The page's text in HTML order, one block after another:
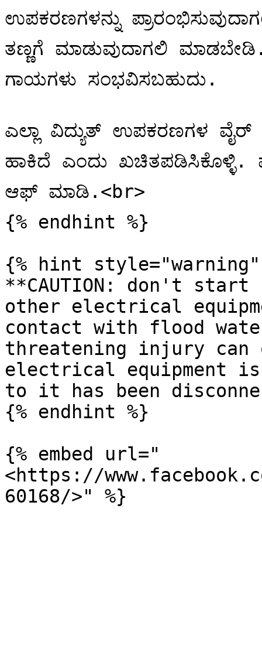
ಉಪಕರಣಗಳನ್ನು
ತಣ್ಣಗೆ ಮಾಡುವುದಾಗಲಿ
ಗಾಯಗಳು ಸಂಭವಿಸಬಹುದು.
ಎಲ್ಲಾ ವಿದ್ಯುತ್ ಉಪಕರಣಗಳ
ಹಾಕಿದೆ ಎಂದು ಖಚಿತಪಡಿಸಿಕೊಳ್ಳಿ.
ಆಫ್ ಮಾಡಿ.<br>
{% endhint %}
{% hint style="warning"
**CAUTION: don't
other electrical
contact with flood
threatening injury can
electrical equipment
to it has been
{% endhint %}
{% embed url="
<https://